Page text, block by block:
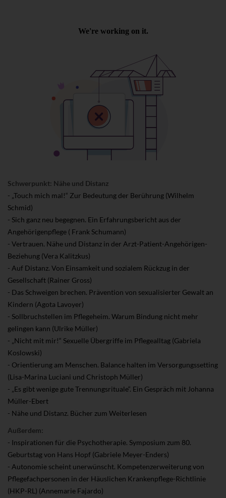
Schwerpunkt: Nähe und Distanz
- „Touch mich mal!“ Zur Bedeutung der Berührung (Wilhelm
Schmid)
- Sich ganz neu begegnen. Ein Erfahrungsbericht aus der
Angehörigenpflege ( Frank Schumann)
- Vertrauen. Nähe und Distanz in der Arzt-Patient-Angehörigen-
Beziehung (Vera Kalitzkus)
- Auf Distanz. Von Einsamkeit und sozialem Rückzug in der
Gesellschaft (Rainer Gross)
- Das Schweigen brechen. Prävention von sexualisierter Gewalt an
Kindern (Agota Lavoyer)
- Sollbruchstellen im Pflegeheim. Warum Bindung nicht mehr
gelingen kann (Ulrike Müller)
- „Nicht mit mir!“ Sexuelle Übergriffe im Pflegealltag (Gabriela
Koslowski)
- Orientierung am Menschen. Balance halten im Versorgungssetting
(Lisa-Marina Luciani und Christoph Müller)
- „Es gibt wenige gute Trennungsrituale“. Ein Gespräch mit Johanna
Müller-Ebert
- Nähe und Distanz. Bücher zum Weiterlesen
Außerdem:
- Inspirationen für die Psychotherapie. Symposium zum 80.
Geburtstag von Hans Hopf (Gabriele Meyer-Enders)
- Autonomie scheint unerwünscht. Kompetenzerweiterung von
Pflegefachpersonen in der Häuslichen Krankenpflege-Richtlinie
(HKP-RL) (Annemarie Fajardo)